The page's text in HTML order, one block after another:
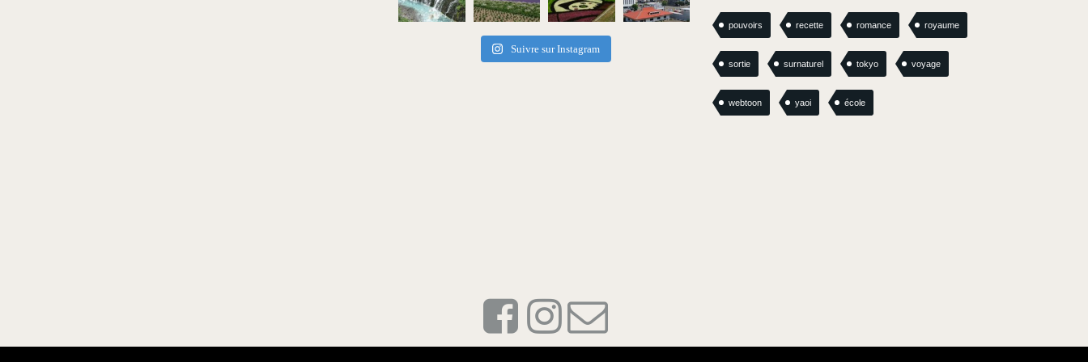
Suivre sur Instagram
pouvoirs recette romance royaume
sortie surnaturel tokyo voyage
webtoon yaoi école